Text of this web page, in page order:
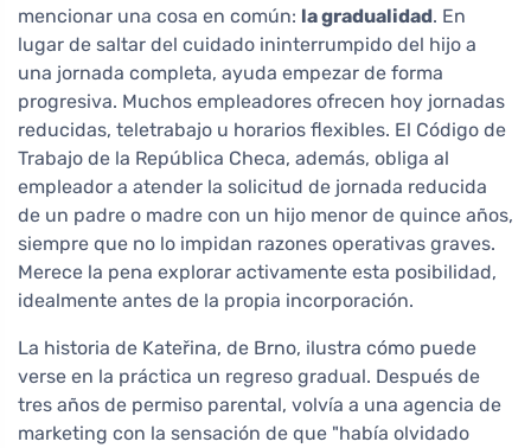
mencionar una cosa en común: la gradualidad. En
lugar de saltar del cuidado ininterrumpido del hijo a
una jornada completa, ayuda empezar de forma
progresiva. Muchos empleadores ofrecen hoy jornadas
reducidas, teletrabajo u horarios flexibles. El Código de
Trabajo de la República Checa, además, obliga al
empleador a atender la solicitud de jornada reducida
de un padre o madre con un hijo menor de quince años,
siempre que no lo impidan razones operativas graves.
Merece la pena explorar activamente esta posibilidad,
idealmente antes de la propia incorporación.
La historia de Kateřina, de Brno, ilustra cómo puede
verse en la práctica un regreso gradual. Después de
tres años de permiso parental, volvía a una agencia de
marketing con la sensación de que "había olvidado